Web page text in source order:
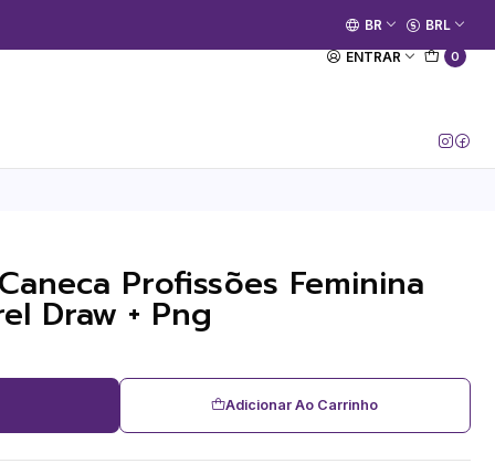
ENTRAR 0
[Entrar no Canal]
BR BRL
Profissões Feminina
Draw + Png
Adicionar Ao Carrinho